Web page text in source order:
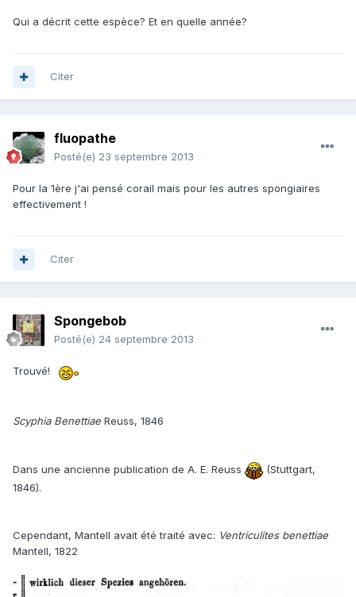
Qui a décrit cette espèce? Et en quelle année?
Citer
fluopathe
Posté(e) 23 septembre 2013
Pour la 1ère j'ai pensé corail mais pour les autres spongiaires
effectivement !
Citer
Spongebob
Posté(e) 24 septembre 2013
Trouvé!
Scyphia Benettiae Reuss, 1846
Dans une ancienne publication de A. E. Reuss
(Stuttgart,
1846).
Cependant, Mantell avait été traité avec: Ventriculites benettiae
Mantell, 1822